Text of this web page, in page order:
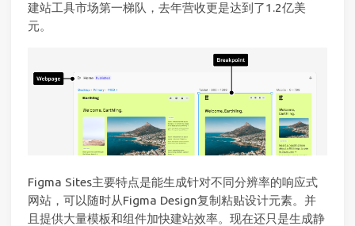
建站工具市场第一梯队，去年营收更是达到了1.2亿美
元。
Figma Sites主要特点是能生成针对不同分辨率的响应式
网站，可以随时从Figma Design复制粘贴设计元素。并
且提供大量模板和组件加快建站效率。现在还只是生成静